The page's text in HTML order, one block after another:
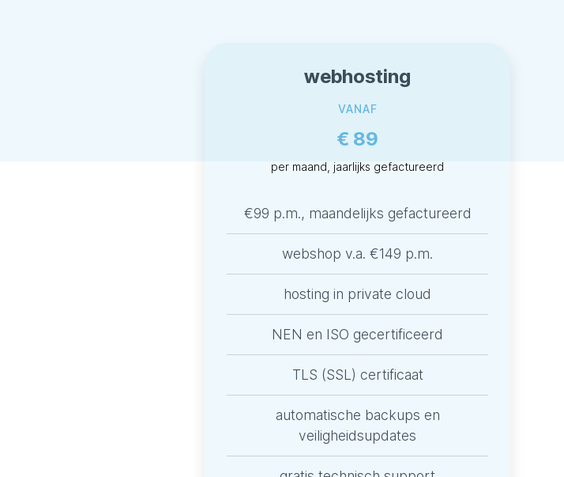
webhosting
VANAF
€ 89
per maand, jaarlijks gefactureerd
€99 p.m., maandelijks gefactureerd
webshop v.a. €149 p.m.
hosting in private cloud
NEN en ISO gecertificeerd
TLS (SSL) certificaat
automatische backups en
veiligheidsupdates